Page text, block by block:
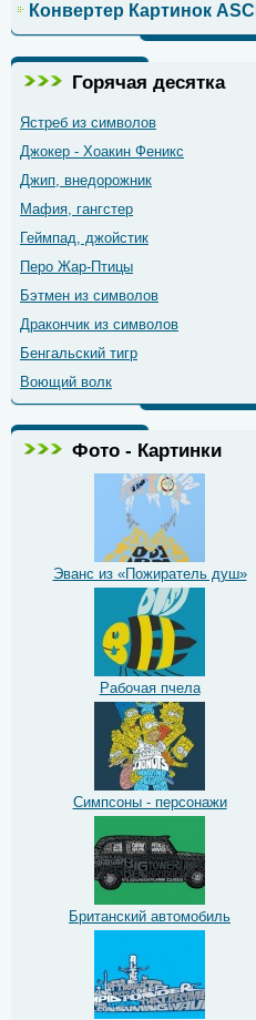
Конвертер Картинок ASCII
Горячая десятка
Ястреб из символов
Джокер - Хоакин Феникс
Джип, внедорожник
Мафия, гангстер
Геймпад, джойстик
Перо Жар-Птицы
Бэтмен из символов
Дракончик из символов
Бенгальский тигр
Воющий волк
Фото - Картинки
Эванс из «Пожиратель душ»
Рабочая пчела
Симпсоны - персонажи
Британский автомобиль